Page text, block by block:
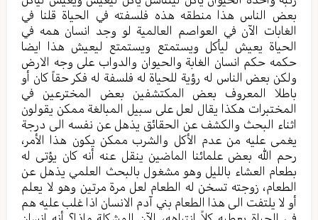
بعض الناس هذا منطقه هذه فلسفته في الحياة قلنا في
الغابات الآن في العواصم العالمية لو وجد انسان همه في
الحياة يعيش ليأكل ويستمتع ويستمتع ليعيش هذا ايضا
حكمه حكم انسان الغابة والحيوان والدواب على وجه الارض
ولكن بعض الناس له رؤية للحياة له فلسفة له فكر حقاً كان أو
باطلا المعروف بعض المكتشفين بعض المخترعين في
المختبرات هكذا يقال لعل على سبيل المبالغة ممكن يقولون
اثناء البحث والكشف عن الحقائق يذهل عن نفسه الى درجة
يغمى عليه من عدم الأكل والشرب ممكن يكون هذا الأمر،
رحم الله بعض علمائنا الماضين ينقل عنه أنه كان يؤتى له
بطعام العشاء بالليل وهو مشغول بالبحث العلمي يذهل عن
الطعام، زوجته تسخن له الطعام لعل مرة مرتين وهو لا يعلم
أو لا يلتفت الى هذا الطعام بني آدم الانسان اذا غلب عليه هم